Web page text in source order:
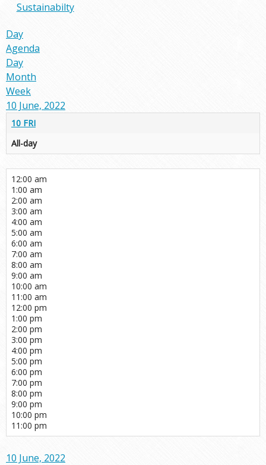
Sustainabilty
Day
Agenda
Day
Month
Week
10 June, 2022
10 FRI
All-day
12:00 am
1:00 am
2:00 am
3:00 am
4:00 am
5:00 am
6:00 am
7:00 am
8:00 am
9:00 am
10:00 am
11:00 am
12:00 pm
1:00 pm
2:00 pm
3:00 pm
4:00 pm
5:00 pm
6:00 pm
7:00 pm
8:00 pm
9:00 pm
10:00 pm
11:00 pm
10 June, 2022